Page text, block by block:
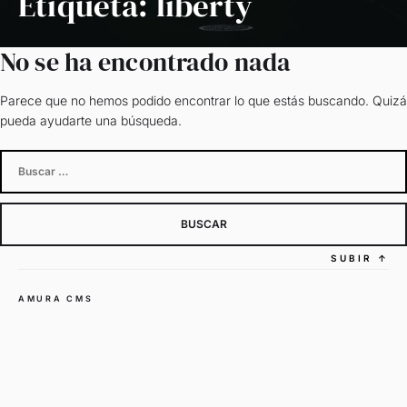
No se ha encontrado nada
Parece que no hemos podido encontrar lo que estás buscando. Quizá
pueda ayudarte una búsqueda.
SUBIR ↑
AMURA CMS